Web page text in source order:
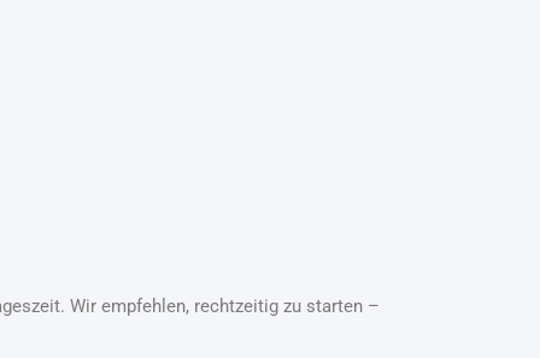
Wir empfehlen, rechtzeitig zu starten –